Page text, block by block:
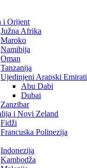
i Orijent
Južna Afrika
Maroko
Namibija
Oman
Tanzanija
Ujedinjeni Arapski Emirati
Abu Dabi
Dubai
Zanzibar
i Novi Zeland
Fidži
Francuska Polinezija
Indonezija
Kambodža